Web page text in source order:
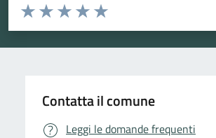
Valuta da 1 a 5 stelle la pagina
Valuta 5 stelle su 5
Valuta 4 stelle su 5
Valuta 3 stelle su 5
Valuta 2 stelle su 5
Valuta 1 stelle su 5
Contatta il comune
Leggi le domande frequenti